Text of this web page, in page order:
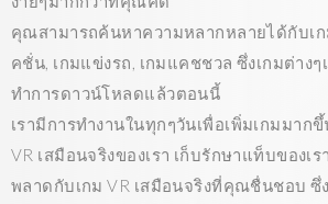
คุณสามารถค้นหาความหลากหลายได้กับเ
คชั่น, เกมแข่งรถ, เกมแคชชวล ซึ่งเกมต่าง
ทำการดาวน์โหลดแล้วตอนนี้
เรามีการทำงานในทุกๆวันเพื่อเพิ่มเกมมาก
VR เสมือนจริงของเรา เก็บรักษาแท็บของเ
พลาดกับเกม VR เสมือนจริงที่คุณชื่นชอบ